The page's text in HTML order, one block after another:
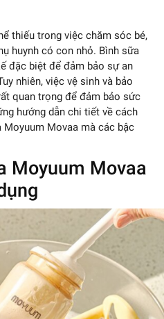
thiếu trong việc chăm sóc bé,
huynh có con nhỏ. Bình sữa
đặc biệt để đảm bảo sự an
nhiên, việc vệ sinh và bảo
quan trọng để đảm bảo sức
hướng dẫn chi tiết về cách
Moyuum Movaa mà các bậc
Moyuum Movaa